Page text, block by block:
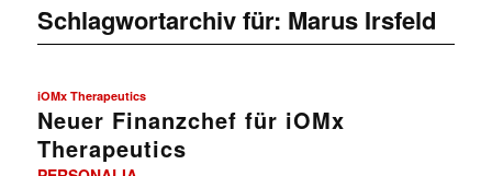
Schlagwortarchiv für: Marus Irsfeld
iOMx Therapeutics
Neuer Finanzchef für iOMx
Therapeutics